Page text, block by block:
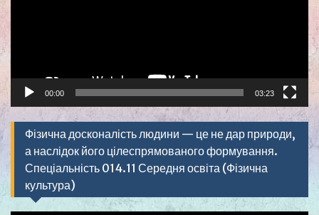
00:00 03:23
Фізична досконалість людини — це не дар природи,
а наслідок його цілеспрямованого формування.
Спеціальність 014.11 Середня освіта (Фізична
культура)